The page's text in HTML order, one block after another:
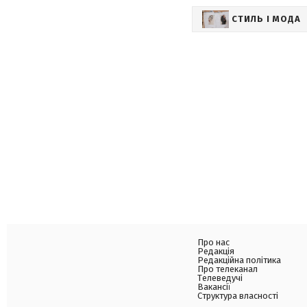
СТИЛЬ І МОДА
Про нас
Редакція
Редакційна політика
Про телеканал
Телеведучі
Вакансії
Структура власності